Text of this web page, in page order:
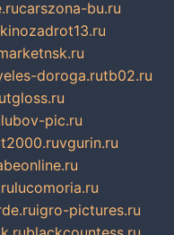
carszona-bu.ru
kinozadrot13.ru
doroga.rutb02.ru
lubov-pic.ru
vgurin.ru
lucomoria.ru
igro-pictures.ru